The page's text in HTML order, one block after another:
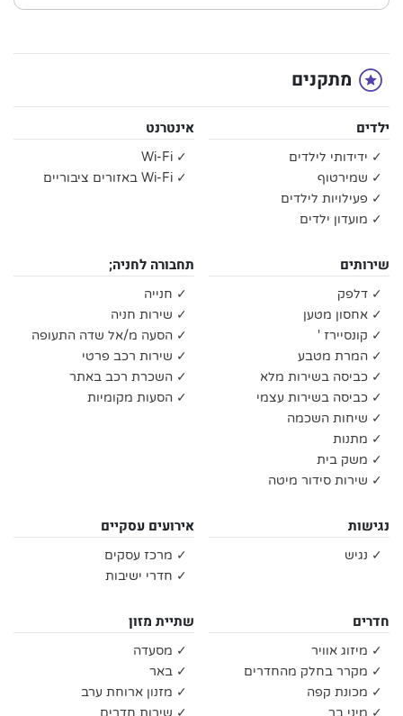
מתקנים
ילדים
✓ ידידותי לילדים
✓ שמירטוף
✓ פעילויות לילדים
✓ מועדון ילדים
אינטרנט
✓ Wi-Fi
✓ Wi-Fi באזורים ציבוריים
שירותים
✓ דלפק
✓ אחסון מטען
✓ קונסיירז '
✓ המרת מטבע
✓ כביסה בשירות מלא
✓ כביסה בשירות עצמי
✓ שיחות השכמה
✓ מתנות
✓ משק בית
✓ שירות סידור מיטה
תחבורה לחניה;
✓ חנייה
✓ שירות חניה
✓ הסעה מ/אל שדה התעופה
✓ שירות רכב פרטי
✓ השכרת רכב באתר
✓ הסעות מקומיות
נגישות
✓ נגיש
אירועים עסקיים
✓ מרכז עסקים
✓ חדרי ישיבות
חדרים
✓ מיזוג אוויר
✓ מקרר בחלק מהחדרים
✓ מכונת קפה
✓ מיני בר
שתיית מזון
✓ מסעדה
✓ באר
✓ מזנון ארוחת ערב
✓ שירות חדרים